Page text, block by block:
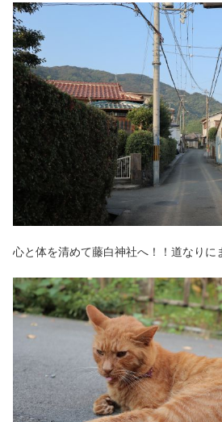
心と体を清めて藤白神社へ！！道なりに